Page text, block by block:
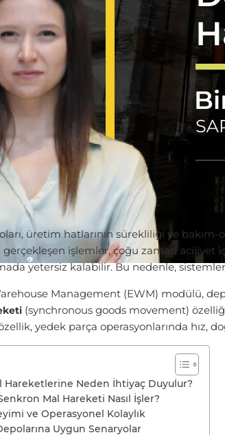
üretim hatlarının sürekliliği ve
işlemler, çoğu zaman aciliyet
yetersiz kalabilir. Bu nedenle,
Management (EWM) modülü,
(synchronous goods movement)
yedek parça operasyonlarında hız,
Hareketlerine Neden İhtiyaç Duyulur?
Mal Hareketi Nasıl İşler?
ve Operasyonel Kolaylık
Uygun Senaryolar